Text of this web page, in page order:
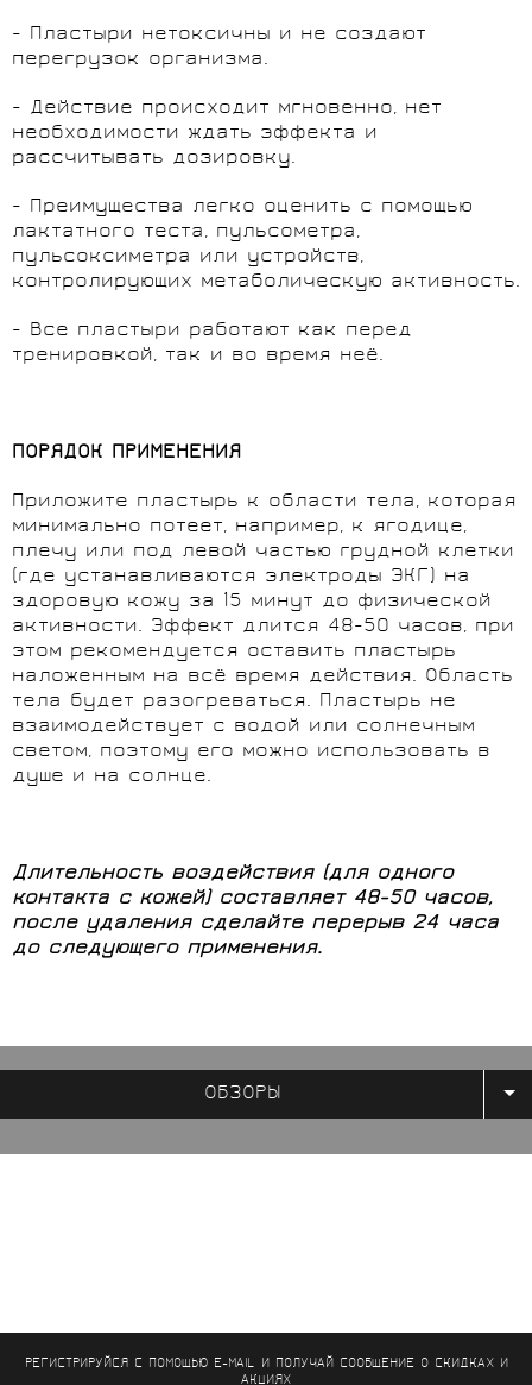
- Пластыри нетоксичны и не создают
перегрузок организма.
- Действие происходит мгновенно, нет
необходимости ждать эффекта и
рассчитывать дозировку.
- Преимущества легко оценить с помощью
лактатного теста, пульсометра,
пульсоксиметра или устройств,
контролирующих метаболическую активность.
- Все пластыри работают как перед
тренировкой, так и во время неё.
ПОРЯДОК ПРИМЕНЕНИЯ
Приложите пластырь к области тела, которая
минимально потеет, например, к ягодице,
плечу или под левой частью грудной клетки
(где устанавливаются электроды ЭКГ) на
здоровую кожу за 15 минут до физической
активности. Эффект длится 48-50 часов, при
этом рекомендуется оставить пластырь
наложенным на всё время действия. Область
тела будет разогреваться. Пластырь не
взаимодействует с водой или солнечным
светом, поэтому его можно использовать в
душе и на солнце.
Длительность воздействия (для одного
контакта с кожей) составляет 48-50 часов,
после удаления сделайте перерыв 24 часа
до следующего применения.
ОБЗОРЫ
РЕГИСТРИРУЙСЯ С ПОМОЩЬЮ E-MAIL И ПОЛУЧАЙ СООБЩЕНИЕО СКИДКАХ И
АКЦИЯХ